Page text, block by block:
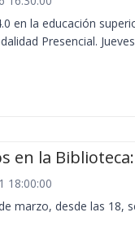
en la educación
Presencial.
en la
18:00:00
marzo, desde las 18,